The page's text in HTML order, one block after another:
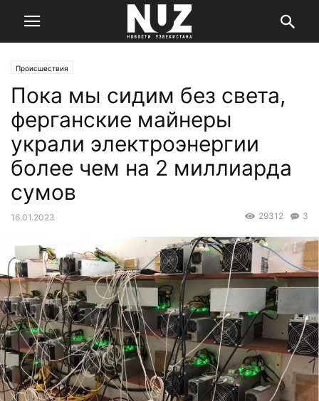
Происшествия
Пока мы сидим без света,
ферганские майнеры
украли электроэнергии
более чем на 2 миллиарда
сумов
16.01.2023 3
29312